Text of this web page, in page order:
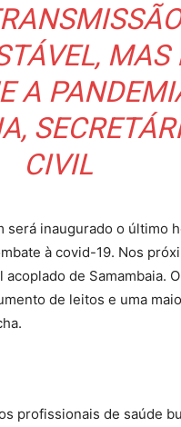
MAS
A
CIVIL
inaugurado o último
à covid-19. Nos
de Samambaia.
de leitos e uma
profissionais de saúde